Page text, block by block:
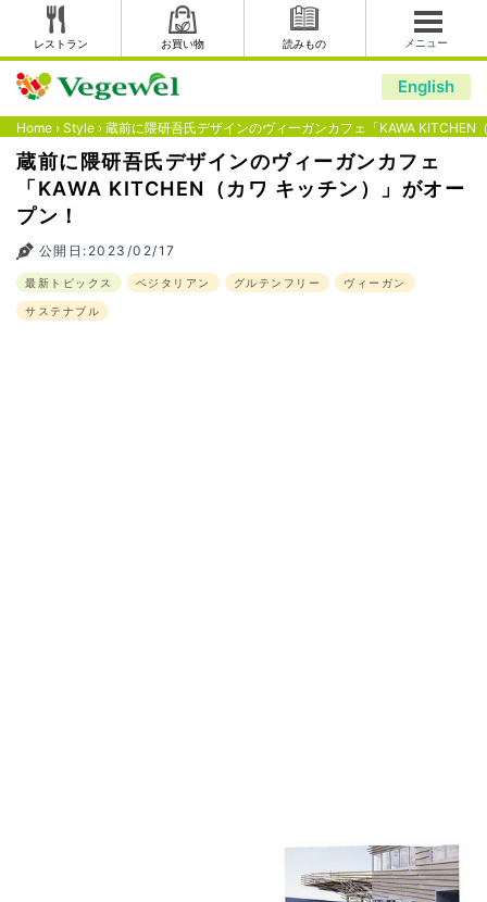
レストラン お買い物 読みもの メニュー
English
Home › Style › 蔵前に隈研吾氏デザインのヴィーガンカフェ「KAWA KITCHEN
蔵前に隈研吾氏デザインのヴィーガンカフェ
「KAWA KITCHEN（カワ キッチン）」がオー
プン！
公開日:2023/02/17
最新トピックス ベジタリアン グルテンフリー ヴィーガン
サステナブル